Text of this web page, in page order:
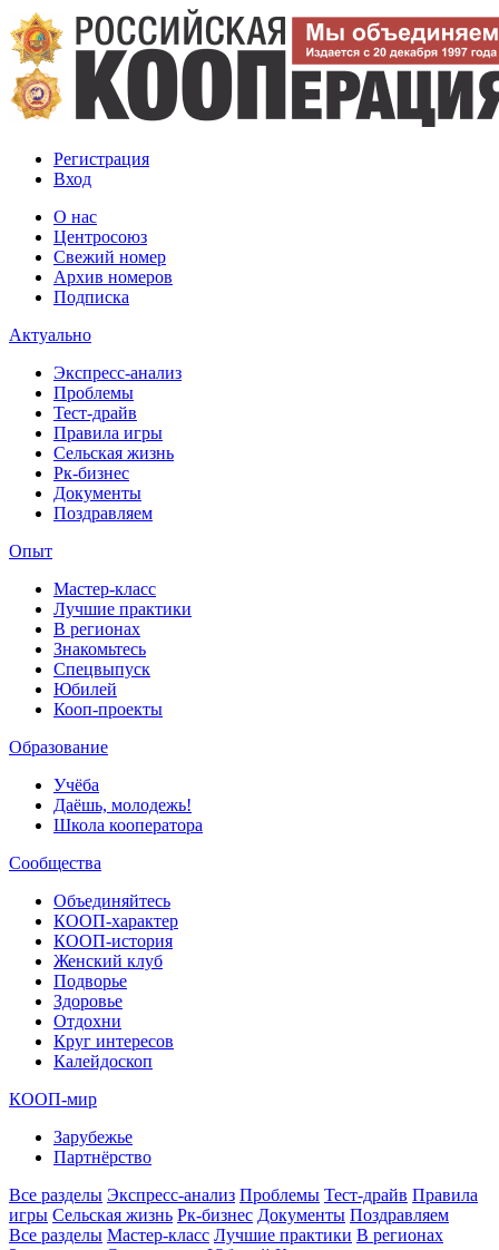
Регистрация
Вход
О нас
Центросоюз
Свежий номер
Архив номеров
Подписка
Актуально
Экспресс-анализ
Проблемы
Тест-драйв
Правила игры
Сельская жизнь
Рк-бизнес
Документы
Поздравляем
Опыт
Мастер-класс
Лучшие практики
В регионах
Знакомьтесь
Спецвыпуск
Юбилей
Кооп-проекты
Образование
Учёба
Даёшь, молодежь!
Школа кооператора
Сообщества
Объединяйтесь
КООП-характер
КООП-история
Женский клуб
Подворье
Здоровье
Отдохни
Круг интересов
Калейдоскоп
КООП-мир
Зарубежье
Партнёрство
Все разделы Экспресс-анализ Проблемы Тест-драйв Правила
игры Сельская жизнь Рк-бизнес Документы Поздравляем
Все разделы Мастер-класс Лучшие практики В регионах